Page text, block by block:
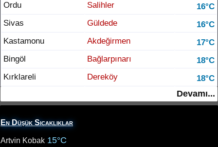
Ordu
Salihler
16°C
Sivas
Güldede
16°C
Kastamonu
Akdeğirmen
17°C
Bingöl
Bağlarpınarı
18°C
Kırklareli
Dereköy 18°C
Devamı...
En Düşük Sıcaklıklar
Artvin Kobak 15°C